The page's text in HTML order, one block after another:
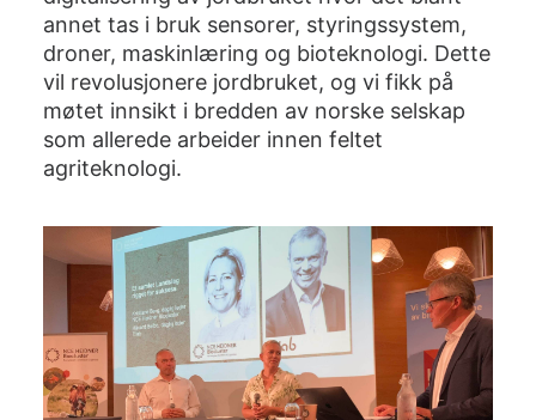
annet tas i bruk sensorer, styringssystem,
droner, maskinlæring og bioteknologi. Dette
vil revolusjonere jordbruket, og vi fikk på
møtet innsikt i bredden av norske selskap
som allerede arbeider innen feltet
agriteknologi.